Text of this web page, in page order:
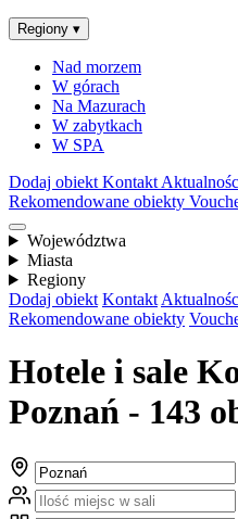
Regiony ▾
Nad morzem
W górach
Na Mazurach
W zabytkach
W SPA
Dodaj obiekt Kontakt
Rekomendowane obiekty
Województwa
Miasta
Regiony
Dodaj obiekt Kontakt
Rekomendowane obiekty
Hotele i sale
Poznań - 143